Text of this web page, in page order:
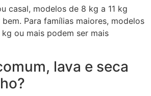
casal, modelos de 8 kg a 11 kg
Para famílias maiores, modelos
ou mais podem ser mais
lava e seca